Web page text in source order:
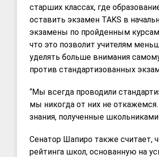
старших классах, где
оставить экзамен TAKS в
экзамены по пройденным курсам
что это позволит учителям
уделять больше внимания
против стандартизованных
“Мы всегда проводили
мы никогда от них не
знания, полученные
Сенатор Шапиро также считает,
рейтинга школ, основанную на